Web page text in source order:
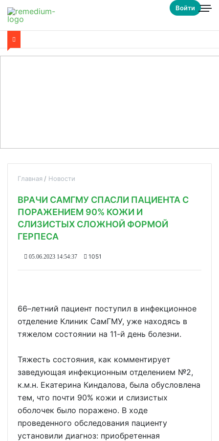
Войти
Главная Новости
ВРАЧИ САМГМУ СПАСЛИ ПАЦИЕНТА С
ПОРАЖЕНИЕМ 90% КОЖИ И
СЛИЗИСТЫХ СЛОЖНОЙ ФОРМОЙ
ГЕРПЕСА
05.06.2023 14:54:37 1051
66–летний пациент поступил в инфекционное
отделение Клиник СамГМУ, уже находясь в
тяжелом состоянии на 11-й день болезни.
Тяжесть состояния, как комментирует
заведующая инфекционным отделением №2,
к.м.н. Екатерина Киндалова, была обусловлена
тем, что почти 90% кожи и слизистых
оболочек было поражено. В ходе
проведенного обследования пациенту
установили диагноз: приобретенная